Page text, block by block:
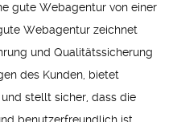
gute Webagentur von einer
Webagentur zeichnet
und Qualitätssicherung
des Kunden, bietet
stellt sicher, dass die